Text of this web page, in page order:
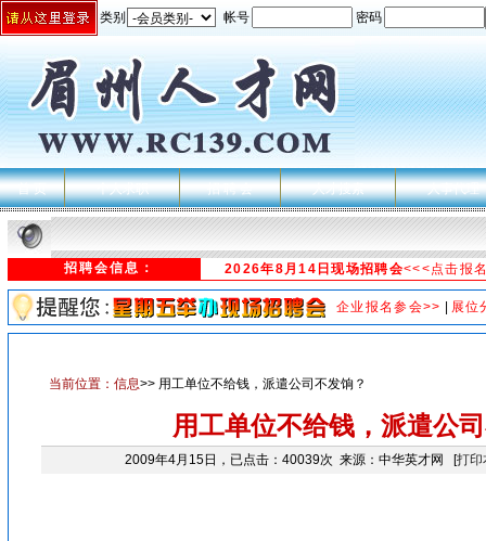
类别 帐号 密码
首 页 个人求职 招 聘 会 人才搜索 人事代理
招聘会信息： 2026年8月14日现场招聘会<<<点击报
企业报名参会>> 展位
当前位置： 信息>> 用工单位不给钱，派遣公司不发饷？
用工单位不给钱，派遣公
2009年4月15日，已点击：40039次 来源：中华英才网 [打印